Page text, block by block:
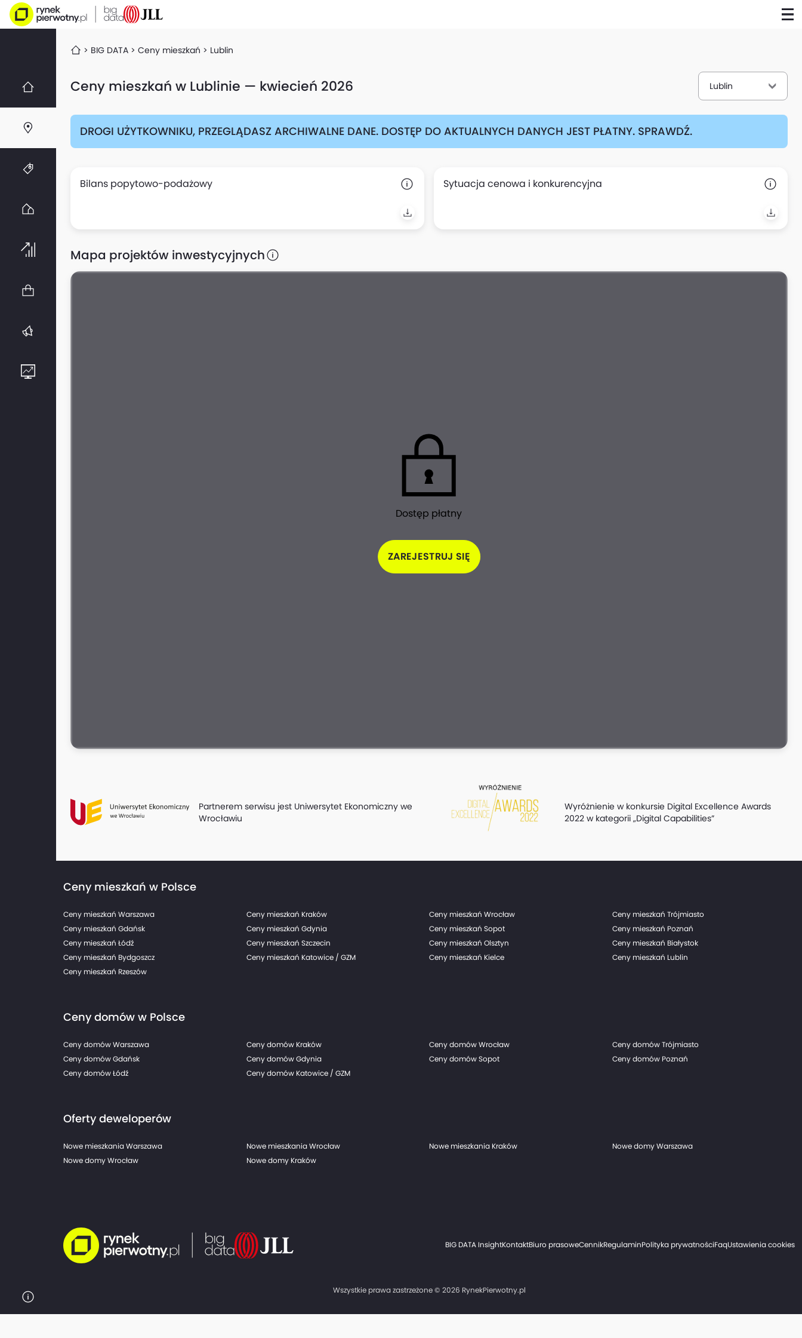
BIG DATA Ceny mieszkań Lublin
Ceny mieszkań w Lublinie — kwiecień 2026 Lublin
DROGI UŻYTKOWNIKU, PRZEGLĄDASZ ARCHIWALNE DANE. DOSTĘP DO AKTUALNYCH DANYCH JEST PŁATNY. SPRAWDŹ.
Bilans popytowo-podażowy Sytuacja cenowa i konkurencyjna
Mapa projektów inwestycyjnych
Dostęp płatny
ZAREJESTRUJ SIĘ
Partnerem serwisu jest Uniwersytet Ekonomiczny we
Wrocławiu
Wyróżnienie w konkursie Digital Excellence Awards
2022 w kategorii „Digital Capabilities”
Ceny mieszkań w Polsce
Ceny mieszkań Warszawa Ceny mieszkań Kraków Ceny mieszkań Wrocław
Ceny mieszkań Trójmiasto
Ceny mieszkań Gdańsk
Ceny mieszkań Gdynia Ceny mieszkań Sopot
Ceny mieszkań Poznań
Ceny mieszkań Łódź
Ceny mieszkań Szczecin Ceny mieszkań Olsztyn
Ceny mieszkań Białystok
Ceny mieszkań Bydgoszcz
Ceny mieszkań Katowice / GZM Ceny mieszkań Kielce
Ceny mieszkań Lublin
Ceny mieszkań Rzeszów
Ceny domów w Polsce
Ceny domów Warszawa Ceny domów Kraków Ceny domów Wrocław
Ceny domów Trójmiasto
Ceny domów Gdańsk
Ceny domów Gdynia Ceny domów Sopot
Ceny domów Poznań
Ceny domów Łódź
Ceny domów Katowice / GZM
Oferty deweloperów
Nowe mieszkania Warszawa Nowe mieszkania Wrocław Nowe mieszkania Kraków
Nowe domy Warszawa
Nowe domy Wrocław
Nowe domy Kraków
BIG DATA InsightKontaktBiuro prasoweCennikRegulaminPolityka prywatnościFaqUstawienia cookies
Wszystkie prawa zastrzeżone © 2026 RynekPierwotny.pl